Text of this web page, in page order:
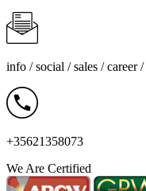
info / social / sales / career /
+35621358073
We Are Certified